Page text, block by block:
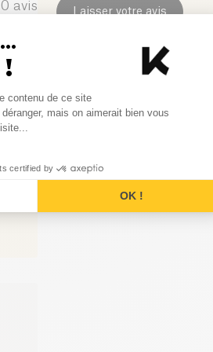
0 avis
0 avis
0
0 avis
Laisser votre avis
contenu de ce site
mais on aimerait bien vous
certified by
OK !
consent